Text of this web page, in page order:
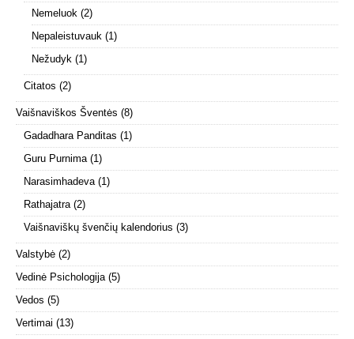
Nemeluok (2)
Nepaleistuvauk (1)
Nežudyk (1)
Citatos (2)
Vaišnaviškos Šventės (8)
Gadadhara Panditas (1)
Guru Purnima(1)
Narasimhadeva(1)
Rathajatra(2)
Vaišnaviškų švenčių kalendorius (3)
Valstybė (2)
Vedinė Psichologija(5)
Vedos (5)
Vertimai (13)